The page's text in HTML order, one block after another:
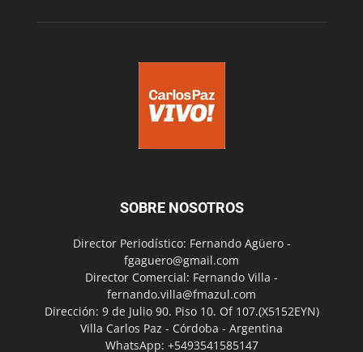
SOBRE NOSOTROS
Director Periodístico: Fernando Agüero -
fgaguero@gmail.com
Director Comercial: Fernando Villa -
fernando.villa@fmazul.com
Dirección: 9 de Julio 90. Piso 10. Of 107.(X5152EYN)
Villa Carlos Paz - Córdoba - Argentina
WhatsApp: +5493541585147